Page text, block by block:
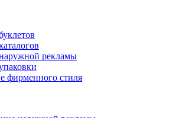
рекламы
фирменного стиля